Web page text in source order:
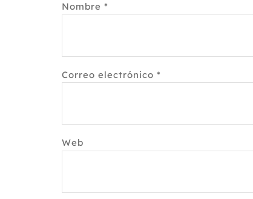
Nombre *
Correo electrónico *
Web